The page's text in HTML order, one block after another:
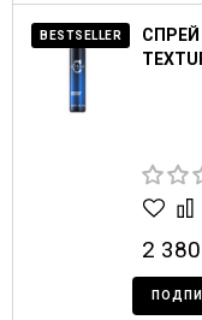
BESTSELLER
СПРЕЙ
2